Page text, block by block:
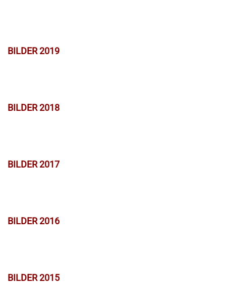
BILDER 2019
BILDER 2018
BILDER 2017
BILDER 2016
BILDER 2015